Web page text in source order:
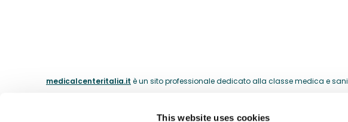
This website uses cookies
medicalcenteritalia.it è un sito professionale dedicato alla classe medica e